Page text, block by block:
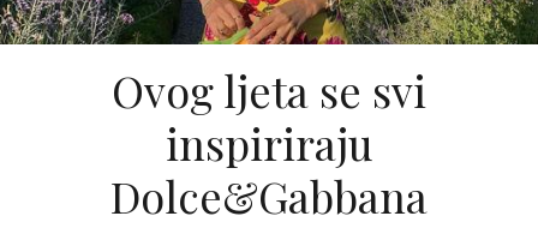
Ovog ljeta se svi
inspiriraju
Dolce&Gabbana